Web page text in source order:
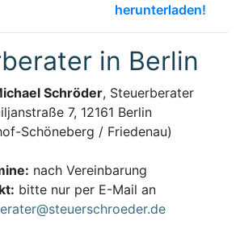
herunterladen!
in Berlin
Schröder, Steuerberater
7, 12161 Berlin
Schöneberg / Friedenau)
nach Vereinbarung
bitte nur per E-Mail an